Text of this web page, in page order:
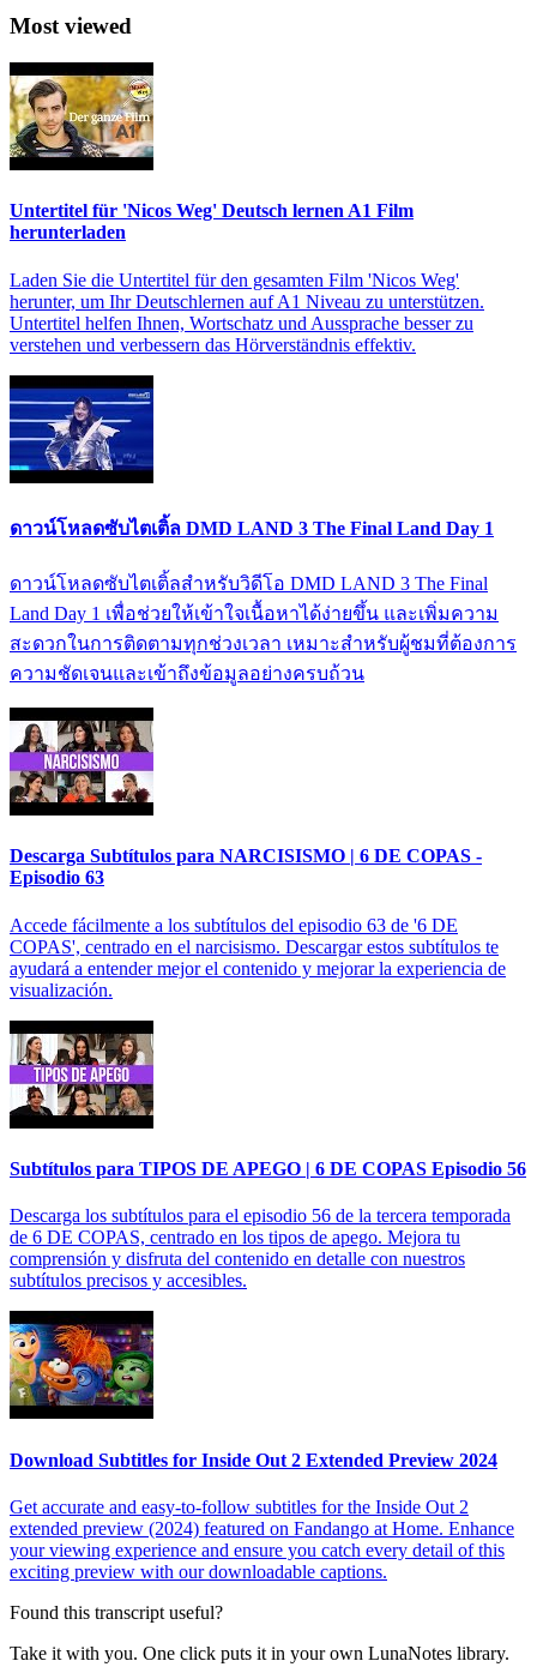
Most viewed
Untertitel für 'Nicos Weg' Deutsch lernen A1 Film
herunterladen
Laden Sie die Untertitel für den gesamten Film 'Nicos Weg'
herunter, um Ihr Deutschlernen auf A1 Niveau zu unterstützen.
Untertitel helfen Ihnen, Wortschatz und Aussprache besser zu
verstehen und verbessern das Hörverständnis effektiv.
ดาวน์โหลดซับไตเติ้ล DMD LAND 3 The Final Land Day 1
ดาวน์โหลดซับไตเติ้ลสำหรับวิดีโอ DMD LAND 3 The Final
Land Day 1 เพื่อช่วยให้เข้าใจเนื้อหาได้ง่ายขึ้น และเพิ่มความ
สะดวกในการติดตามทุกช่วงเวลา เหมาะสำหรับผู้ชมที่ต้องการ
ความชัดเจนและเข้าถึงข้อมูลอย่างครบถ้วน
Descarga Subtítulos para NARCISISMO | 6 DE COPAS -
Episodio 63
Accede fácilmente a los subtítulos del episodio 63 de '6 DE
COPAS', centrado en el narcisismo. Descargar estos subtítulos te
ayudará a entender mejor el contenido y mejorar la experiencia de
visualización.
Subtítulos para TIPOS DE APEGO | 6 DE COPAS Episodio 56
Descarga los subtítulos para el episodio 56 de la tercera temporada
de 6 DE COPAS, centrado en los tipos de apego. Mejora tu
comprensión y disfruta del contenido en detalle con nuestros
subtítulos precisos y accesibles.
Download Subtitles for Inside Out 2 Extended Preview 2024
Get accurate and easy-to-follow subtitles for the Inside Out 2
extended preview (2024) featured on Fandango at Home. Enhance
your viewing experience and ensure you catch every detail of this
exciting preview with our downloadable captions.
Found this transcript useful?
Take it with you. One click puts it in your own LunaNotes library.